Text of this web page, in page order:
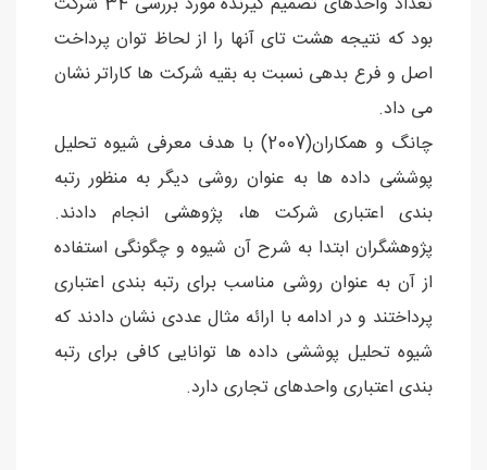
بود كه نتیجه هشت تای آنها را از لحاظ توان پرداخت
اصل و فرع بدهی نسبت به بقیه شركت ها كاراتر نشان
می داد.
چانگ و همكاران(2007) با هدف معرفی شیوه تحلیل
پوششی داده ها به عنوان روشی دیگر به منظور رتبه
بندی اعتباری شركت ها، پژوهشی انجام دادند.
پژوهشگران ابتدا به شرح آن شیوه و چگونگی استفاده
از آن به عنوان روشی مناسب برای رتبه بندی اعتباری
پرداختند و در ادامه با ارائه مثال عددی نشان دادند كه
شیوه تحلیل پوششی داده ها توانایی كافی برای رتبه
بندی اعتباری واحدهای تجاری دارد.